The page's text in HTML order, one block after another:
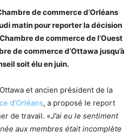
de commerce d’Orléans
matin pour reporter la décision
de commerce de l’Ouest
de commerce d’Ottawa jusqu’à
soit élu en juin.
et ancien président de la
d’Orléans, a proposé le report
de travail. «J’ai eu le sentiment
aux membres était incomplète